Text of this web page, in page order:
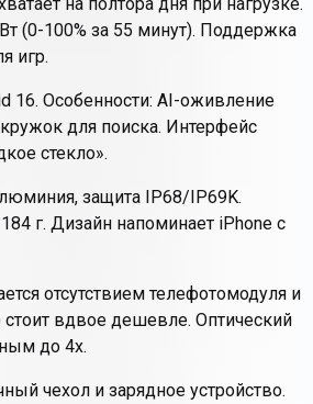
(0-100% за 55 минут). Поддержка
игр.
16. Особенности: AI-оживление
для поиска. Интерфейс
стекло».
защита IP68/IP69K.
г. Дизайн напоминает iPhone с
отсутствием телефотомодуля и
стоит вдвое дешевле. Оптический
до 4x.
чехол и зарядное устройство.